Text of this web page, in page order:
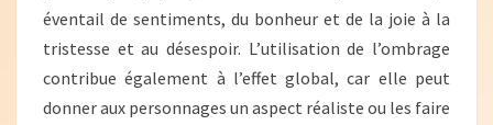
éventail de sentiments, du bonheur et de la joie à la
tristesse et au désespoir. L’utilisation de l’ombrage
contribue également à l’effet global, car elle peut
donner aux personnages un aspect réaliste ou les faire